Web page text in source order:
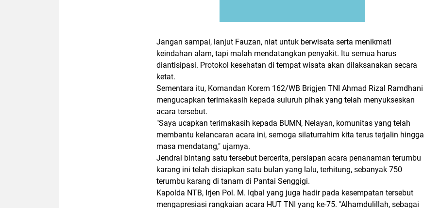
Jangan sampai, lanjut Fauzan, niat untuk berwisata serta menikmati
keindahan alam, tapi malah mendatangkan penyakit. Itu semua harus
diantisipasi. Protokol kesehatan di tempat wisata akan dilaksanakan secara
ketat.
Sementara itu, Komandan Korem 162/WB Brigjen TNI Ahmad Rizal Ramdhani
mengucapkan terimakasih kepada suluruh pihak yang telah menyukseskan
acara tersebut.
"Saya ucapkan terimakasih kepada BUMN, Nelayan, komunitas yang telah
membantu kelancaran acara ini, semoga silaturrahim kita terus terjalin hingga
masa mendatang," ujarnya.
Jendral bintang satu tersebut bercerita, persiapan acara penanaman terumbu
karang ini telah disiapkan satu bulan yang lalu, terhitung, sebanyak 750
terumbu karang di tanam di Pantai Senggigi.
Kapolda NTB, Irjen Pol. M. Iqbal yang juga hadir pada kesempatan tersebut
mengapresiasi rangkaian acara HUT TNI yang ke-75. "Alhamdulillah, sebagai